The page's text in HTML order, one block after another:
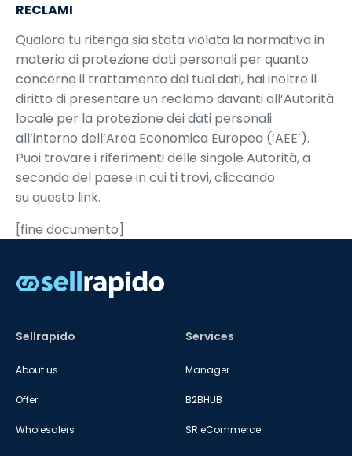
RECLAMI
Qualora tu ritenga sia stata violata la normativa in
materia di protezione dati personali per quanto
concerne il trattamento dei tuoi dati, hai inoltre il
diritto di presentare un reclamo davanti all’Autorità
locale per la protezione dei dati personali
all’interno dell’Area Economica Europea (‘AEE’).
Puoi trovare i riferimenti delle singole Autorità, a
seconda del paese in cui ti trovi, cliccando
su questo link.
[fine documento]
Sellrapido
About us
Offer
Wholesalers
Services
Manager
B2BHUB
SR eCommerce